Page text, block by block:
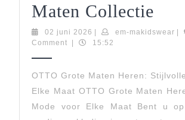
Maten Collectie
02 juni 2026 02
juni
| em-makidswear |
Comment
| 15:52
OTTO Grote Maten Heren:
Elke Maat OTTO Grote Maten
Mode voor Elke Maat Bent u